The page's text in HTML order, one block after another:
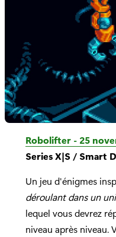
Robolifter - 25
Series X|S / Smart
Un jeu d'énigmes
déroulant dans un
lequel vous devrez
niveau après niveau.